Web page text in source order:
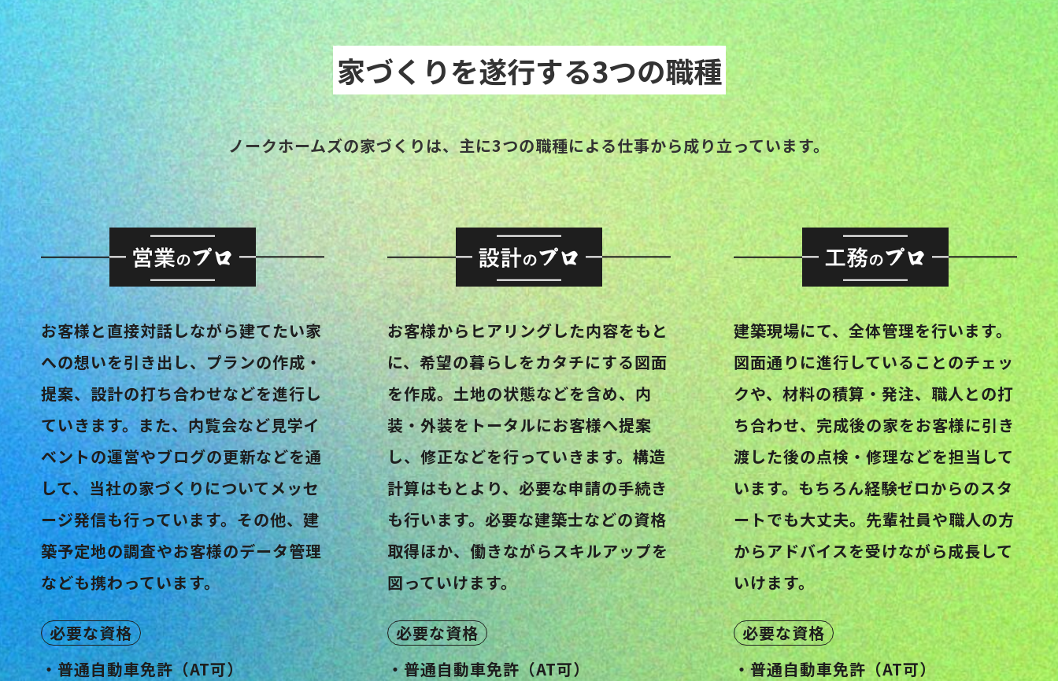
家づくりを遂行する3つの職種
ノークホームズの家づくりは、主に3つの職種による仕事から成り立っています。
お客様と直接対話しながら建てたい家
への想いを引き出し、プランの作成・
提案、設計の打ち合わせなどを進行し
ていきます。また、内覧会など見学イ
ベントの運営やブログの更新などを通
して、当社の家づくりについてメッセ
ージ発信も行っています。その他、建
築予定地の調査やお客様のデータ管理
なども携わっています。
必要な資格
・普通自動車免許（AT可）
お客様からヒアリングした内容をもと
に、希望の暮らしをカタチにする図面
を作成。土地の状態などを含め、内
装・外装をトータルにお客様へ提案
し、修正などを行っていきます。構造
計算はもとより、必要な申請の手続き
も行います。必要な建築士などの資格
取得ほか、働きながらスキルアップを
図っていけます。
必要な資格
・普通自動車免許（AT可）
建築現場にて、全体管理を行います。
図面通りに進行していることのチェッ
クや、材料の積算・発注、職人との打
ち合わせ、完成後の家をお客様に引き
渡した後の点検・修理などを担当して
います。もちろん経験ゼロからのスタ
ートでも大丈夫。先輩社員や職人の方
からアドバイスを受けながら成長して
いけます。
必要な資格
・普通自動車免許（AT可）